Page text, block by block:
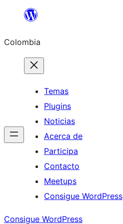
Saltar
contenido
Colombia
Temas
Plugins
Noticias
Acerca de
Participa
Contacto
Meetups
Consigue WordPress
Consigue WordPress